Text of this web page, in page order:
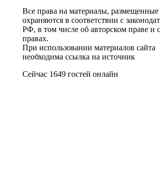
Все права на материалы, размещенные
охраняются в соответствии с
РФ, в том числе об авторском праве и
правах.
При использовании материалов сайта
необходима ссылка на источник
Сейчас 1649 гостей онлайн